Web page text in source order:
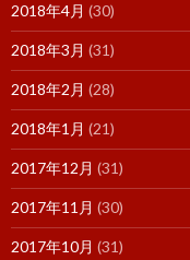
2018年4月 (30)
2018年3月 (31)
2018年2月 (28)
2018年1月 (21)
2017年12月 (31)
2017年11月 (30)
2017年10月 (31)